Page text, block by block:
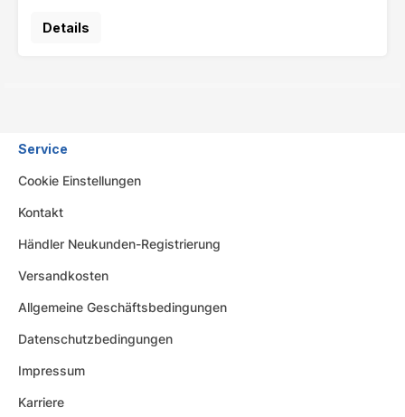
Details
Service
Cookie Einstellungen
Kontakt
Händler Neukunden-Registrierung
Versandkosten
Allgemeine Geschäftsbedingungen
Datenschutzbedingungen
Impressum
Karriere